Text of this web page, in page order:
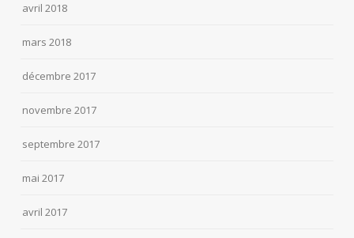
avril 2018
mars 2018
décembre 2017
novembre 2017
septembre 2017
mai 2017
avril 2017